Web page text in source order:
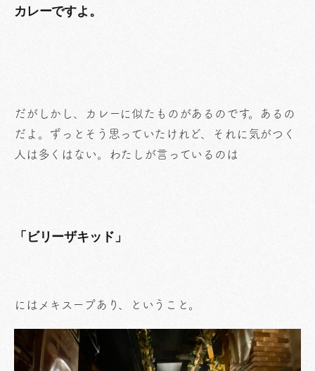
カレーですよ。
だがしかし、カレーに似たものがあるのです。あるの
だよ。ずっとそう思っていたけれど、それに気がつく
人は多くはない。わたしが言っているのは
「ビリーザキッド」
にはメキスープあり、ということ。